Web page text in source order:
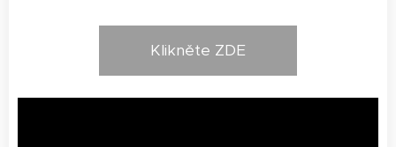
Klikněte ZDE